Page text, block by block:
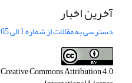
آخرین اخبار
دسترسی به مقالات از شماره 1 الی 65 پژوهشهای جغرافیایی
Creative Commons Attribution 4.0